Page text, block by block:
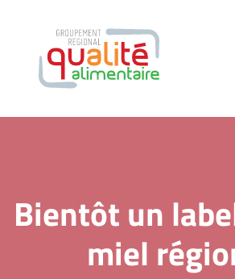
Bientôt un
miel